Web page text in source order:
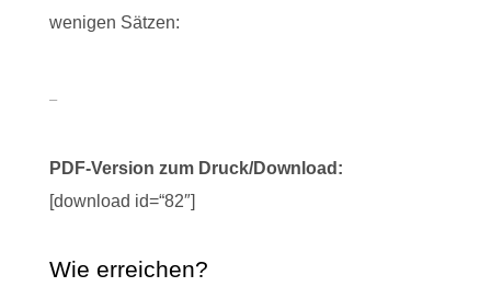
wenigen Sätzen:
–
PDF-Version zum Druck/Download:
[download id=“82″]
Wie erreichen?